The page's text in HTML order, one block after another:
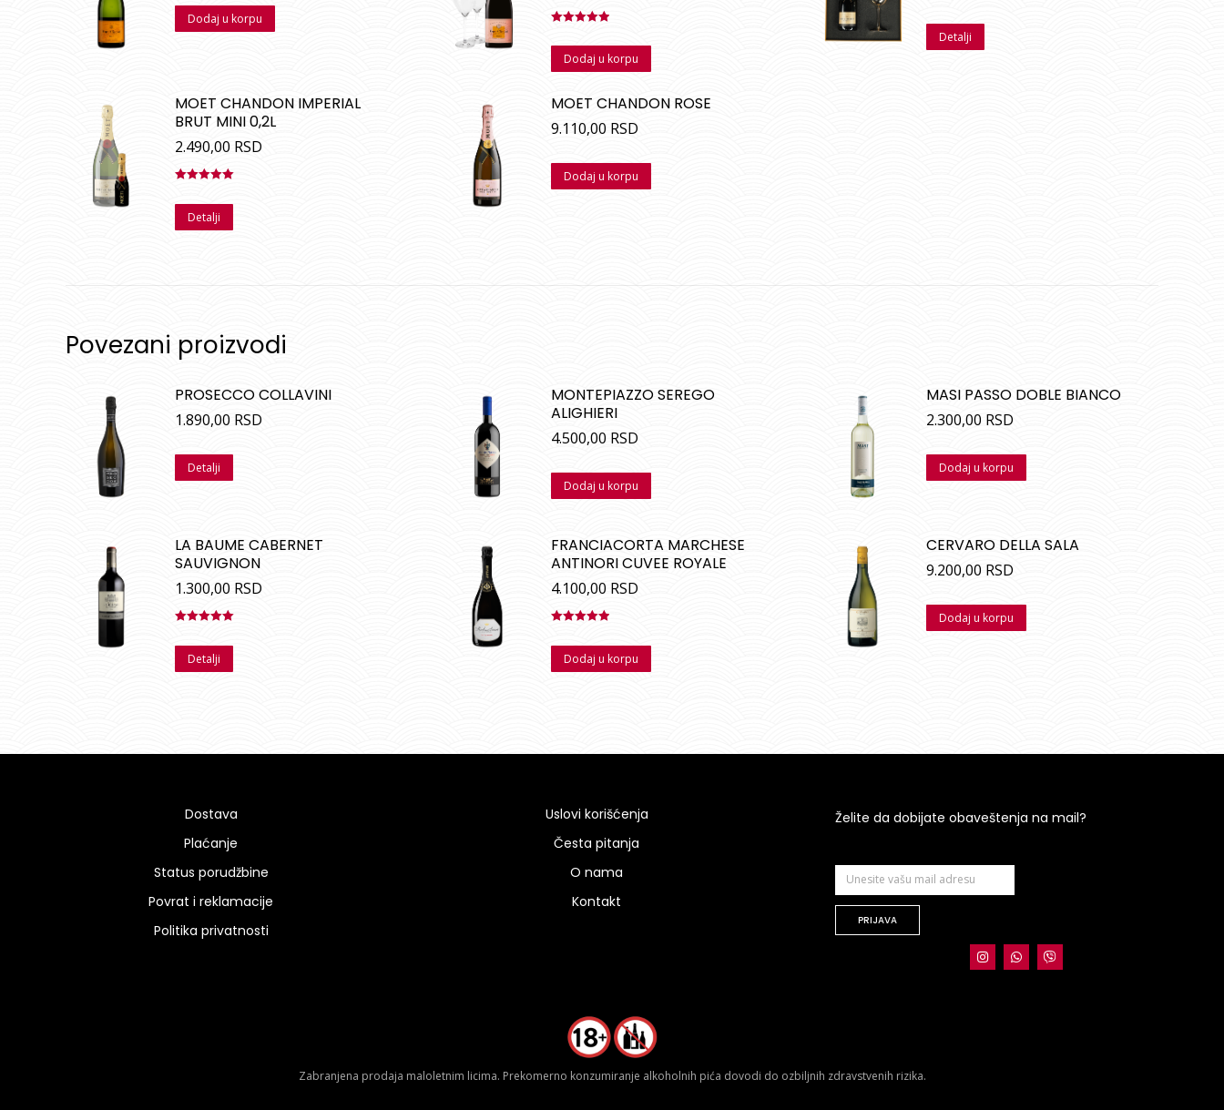
Dodaj u korpu
sa5.00od
Dodaj u korpu
Detalji
MOET CHANDON IMPERIAL
BRUT MINI 0,2L
2.490,00 RSD
sa5.00od
Detalji
MOET CHANDON ROSE
9.110,00 RSD
Dodaj u korpu
Povezani proizvodi
PROSECCO COLLAVINI
1.890,00 RSD
Detalji
MONTEPIAZZO SEREGO
ALIGHIERI
4.500,00 RSD
Dodaj u korpu
MASI PASSO DOBLE BIANCO
2.300,00 RSD
Dodaj u korpu
LA BAUME CABERNET
SAUVIGNON
1.300,00 RSD
sa5.00od
Detalji
FRANCIACORTA MARCHESE
ANTINORI CUVEE ROYALE
4.100,00 RSD
sa5.00od
Dodaj u korpu
CERVARO DELLA SALA
9.200,00 RSD
Dodaj u korpu
Dostava
Plaćanje
Status porudžbine
Povrat i reklamacije
Politika privatnosti
Uslovi korišćenja
Česta pitanja
O nama
Kontakt
Želite da dobijate obaveštenja na mail?
PRIJAVA
Zabranjena prodaja maloletnim licima. Prekomerno konzumiranje alkoholnih pića dovodi do ozbiljnih zdravstvenih rizika.